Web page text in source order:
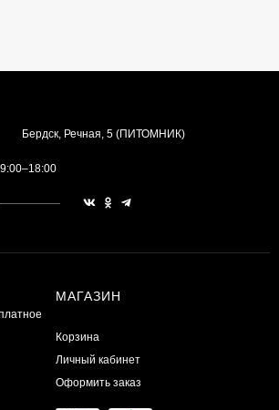
Бердск, Речная, 5 (ПИТОМНИК)
9:00–18:00
МАГАЗИН
Корзина
Личный кабинет
Оформить заказ